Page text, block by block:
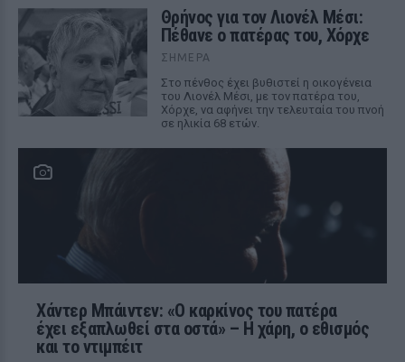
Θρήνος για τον Λιονέλ Μέσι:
Πέθανε ο πατέρας του, Χόρχε
ΣΉΜΕΡΑ
Στο πένθος έχει βυθιστεί η οικογένεια
του Λιονέλ Μέσι, με τον πατέρα του,
Χόρχε, να αφήνει την τελευταία του πνοή
σε ηλικία 68 ετών.
Χάντερ Μπάιντεν: «Ο καρκίνος του πατέρα
έχει εξαπλωθεί στα οστά» – Η χάρη, ο εθισμός
και το ντιμπέιτ